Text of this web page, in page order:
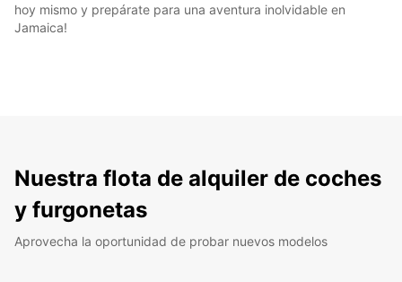
hoy mismo y prepárate para una aventura inolvidable en
Jamaica!
Nuestra flota de alquiler de coches
y furgonetas
Aprovecha la oportunidad de probar nuevos modelos